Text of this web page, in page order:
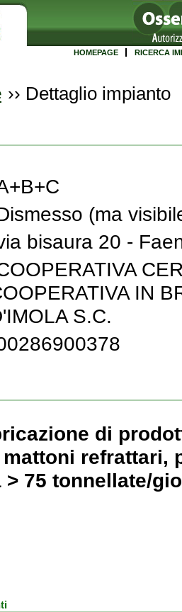
HOMEPAGE RICERCA
›› Dettaglio impianto
(ma
bisaura 20 -
IN
S.C.
di
refrattari,
> 75 tonnellate/